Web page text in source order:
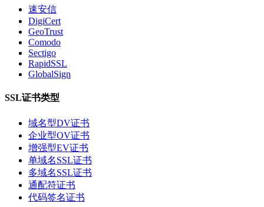
速安信
DigiCert
GeoTrust
Comodo
Sectigo
RapidSSL
GlobalSign
SSL证书类型
域名型DV证书
企业型OV证书
增强型EV证书
单域名SSL证书
多域名SSL证书
通配符证书
代码签名证书